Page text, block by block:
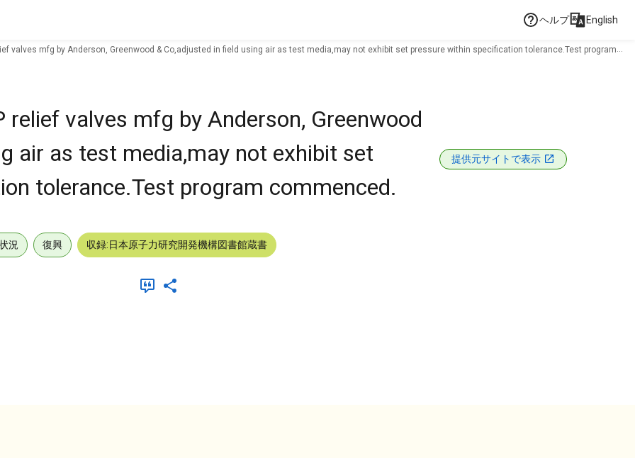
ヘルプ English
valves mfg by Anderson, Greenwood & Co,adjusted in field using air as test media,may not exhibit set pressure within specification tolerance.Test program
valves mfg by Anderson, Greenwood
air as test media,may not exhibit set
tolerance.Test program commenced.
提供元サイトで表示
況 復興 収録:日本原子力研究開発機構図書館蔵書